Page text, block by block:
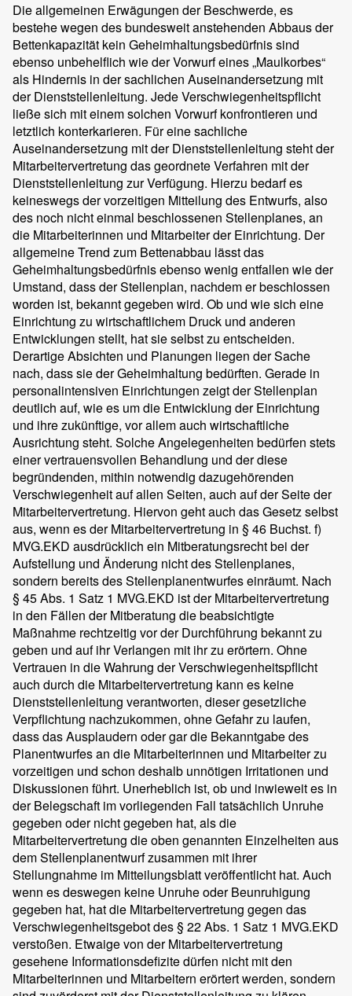
Die allgemeinen Erwägungen der Beschwerde, es
bestehe wegen des bundesweit anstehenden Abbaus der
Bettenkapazität kein Geheimhaltungsbedürfnis sind
ebenso unbehelflich wie der Vorwurf eines „Maulkorbes“
als Hindernis in der sachlichen Auseinandersetzung mit
der Dienststellenleitung. Jede Verschwiegenheitspflicht
ließe sich mit einem solchen Vorwurf konfrontieren und
letztlich konterkarieren. Für eine sachliche
Auseinandersetzung mit der Dienststellenleitung steht der
Mitarbeitervertretung das geordnete Verfahren mit der
Dienststellenleitung zur Verfügung. Hierzu bedarf es
keineswegs der vorzeitigen Mitteilung des Entwurfs, also
des noch nicht einmal beschlossenen Stellenplanes, an
die Mitarbeiterinnen und Mitarbeiter der Einrichtung. Der
allgemeine Trend zum Bettenabbau lässt das
Geheimhaltungsbedürfnis ebenso wenig entfallen wie der
Umstand, dass der Stellenplan, nachdem er beschlossen
worden ist, bekannt gegeben wird. Ob und wie sich eine
Einrichtung zu wirtschaftlichem Druck und anderen
Entwicklungen stellt, hat sie selbst zu entscheiden.
Derartige Absichten und Planungen liegen der Sache
nach, dass sie der Geheimhaltung bedürften. Gerade in
personalintensiven Einrichtungen zeigt der Stellenplan
deutlich auf, wie es um die Entwicklung der Einrichtung
und ihre zukünftige, vor allem auch wirtschaftliche
Ausrichtung steht. Solche Angelegenheiten bedürfen stets
einer vertrauensvollen Behandlung und der diese
begründenden, mithin notwendig dazugehörenden
Verschwiegenheit auf allen Seiten, auch auf der Seite der
Mitarbeitervertretung. Hiervon geht auch das Gesetz selbst
aus, wenn es der Mitarbeitervertretung in § 46 Buchst. f)
MVG.EKD ausdrücklich ein Mitberatungsrecht bei der
Aufstellung und Änderung nicht des Stellenplanes,
sondern bereits des Stellenplanentwurfes einräumt. Nach
§ 45 Abs. 1 Satz 1 MVG.EKD ist der Mitarbeitervertretung
in den Fällen der Mitberatung die beabsichtigte
Maßnahme rechtzeitig vor der Durchführung bekannt zu
geben und auf ihr Verlangen mit ihr zu erörtern. Ohne
Vertrauen in die Wahrung der Verschwiegenheitspflicht
auch durch die Mitarbeitervertretung kann es keine
Dienststellenleitung verantworten, dieser gesetzliche
Verpflichtung nachzukommen, ohne Gefahr zu laufen,
dass das Ausplaudern oder gar die Bekanntgabe des
Planentwurfes an die Mitarbeiterinnen und Mitarbeiter zu
vorzeitigen und schon deshalb unnötigen Irritationen und
Diskussionen führt. Unerheblich ist, ob und inwieweit es in
der Belegschaft im vorliegenden Fall tatsächlich Unruhe
gegeben oder nicht gegeben hat, als die
Mitarbeitervertretung die oben genannten Einzelheiten aus
dem Stellenplanentwurf zusammen mit ihrer
Stellungnahme im Mitteilungsblatt veröffentlicht hat. Auch
wenn es deswegen keine Unruhe oder Beunruhigung
gegeben hat, hat die Mitarbeitervertretung gegen das
Verschwiegenheitsgebot des § 22 Abs. 1 Satz 1 MVG.EKD
verstoßen. Etwaige von der Mitarbeitervertretung
gesehene Informationsdefizite dürfen nicht mit den
Mitarbeiterinnen und Mitarbeitern erörtert werden, sondern